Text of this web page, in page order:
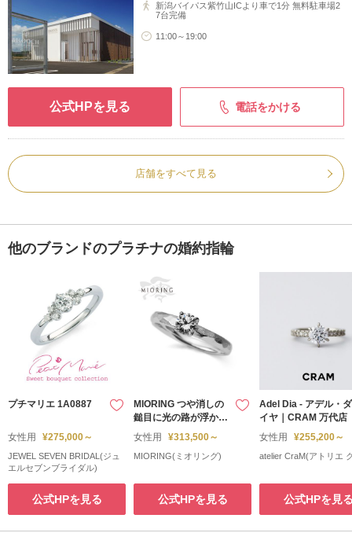
新潟バイパス紫竹山ICより車で1分 無料駐車場2
7台完備
11:00～19:00
公式HPを見る 電話をかける
店舗をすべて見る
他のブランドのプラチナの婚約指輪
プチマリエ 1A0887
女性用 ¥275,000～
JEWEL SEVEN BRIDAL(ジュ
エルセブンブライダル)
公式HPを見る
MIORING つや消しの
鎚目に光の路が浮かぶ
婚約指輪 浮月-うつき-
女性用 ¥313,500～
MIORING(ミオリング)
公式HPを見る
Adel Dia - アデル・ダ
イヤ｜CRAM 万代店
女性用
¥255,200～
atelier CraM(アトリエ
公式HPを見